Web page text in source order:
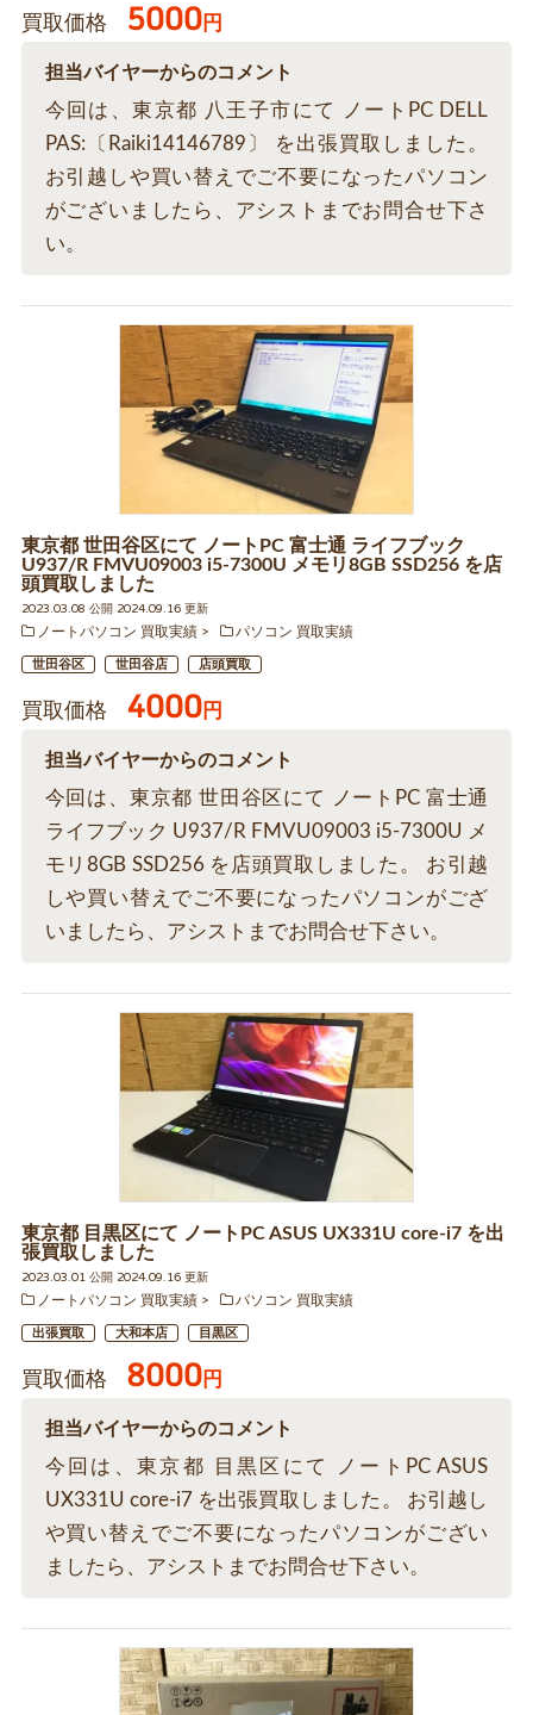
買取価格 5000円
担当バイヤーからのコメント
今回は、東京都 八王子市にて ノートPC DELL
PAS:〔Raiki14146789〕 を出張買取しました。
お引越しや買い替えでご不要になったパソコン
がございましたら、アシストまでお問合せ下さ
い。
東京都 世田谷区にて ノートPC 富士通 ライフブック
U937/R FMVU09003 i5-7300U メモリ8GB SSD256 を店
頭買取しました
2023.03.08 公開 2024.09.16 更新
ノートパソコン 買取実績
パソコン 買取実績
世田谷区 世田谷店 店頭買取
買取価格 4000円
担当バイヤーからのコメント
今回は、東京都 世田谷区にて ノートPC 富士通
ライフブック U937/R FMVU09003 i5-7300U メ
モリ8GB SSD256 を店頭買取しました。 お引越
しや買い替えでご不要になったパソコンがござ
いましたら、アシストまでお問合せ下さい。
東京都 目黒区にて ノートPC ASUS UX331U core-i7 を出
張買取しました
2023.03.01 公開 2024.09.16 更新
ノートパソコン 買取実績
パソコン 買取実績
出張買取 大和本店 目黒区
買取価格 8000円
担当バイヤーからのコメント
今回は、東京都 目黒区にて ノートPC ASUS
UX331U core-i7 を出張買取しました。 お引越し
や買い替えでご不要になったパソコンがござい
ましたら、アシストまでお問合せ下さい。